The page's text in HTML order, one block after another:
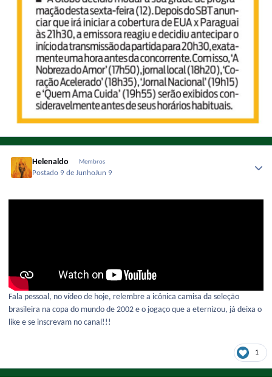
Helenaldo Membros
Postado 9 de JunhoJun 9
Fala pessoal, no vídeo de hoje, relembre a icônica camisa da seleção
brasileira na copa do mundo de 2002 e o jogaço que a eternizou, já deixa o
like e se inscrevam no canal!!!
1